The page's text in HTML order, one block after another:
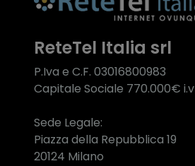
ReteTel Italia srl
P.Iva e C.F. 03016800983
Capitale Sociale 770.000€ i.v
Sede Legale:
Piazza della Repubblica 19
20124 Milano